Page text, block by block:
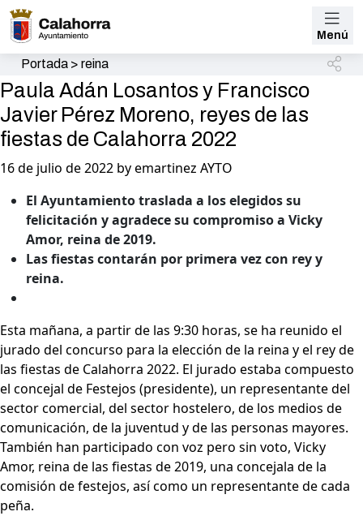
Menú
Portada> reina
Paula Adán Losantos y Francisco
Javier Pérez Moreno, reyes de las
fiestas de Calahorra 2022
16 de julio de 2022 by emartinez AYTO
El Ayuntamiento traslada a los elegidos su
felicitación y agradece su compromiso a Vicky
Amor, reina de 2019.
Las fiestas contarán por primera vez con rey y
reina.
Esta mañana, a partir de las 9:30 horas, se ha reunido el
jurado del concurso para la elección de la reina y el rey de
las fiestas de Calahorra 2022. El jurado estaba compuesto
el concejal de Festejos (presidente), un representante del
sector comercial, del sector hostelero, de los medios de
comunicación, de la juventud y de las personas mayores.
También han participado con voz pero sin voto, Vicky
Amor, reina de las fiestas de 2019, una concejala de la
comisión de festejos, así como un representante de cada
peña.